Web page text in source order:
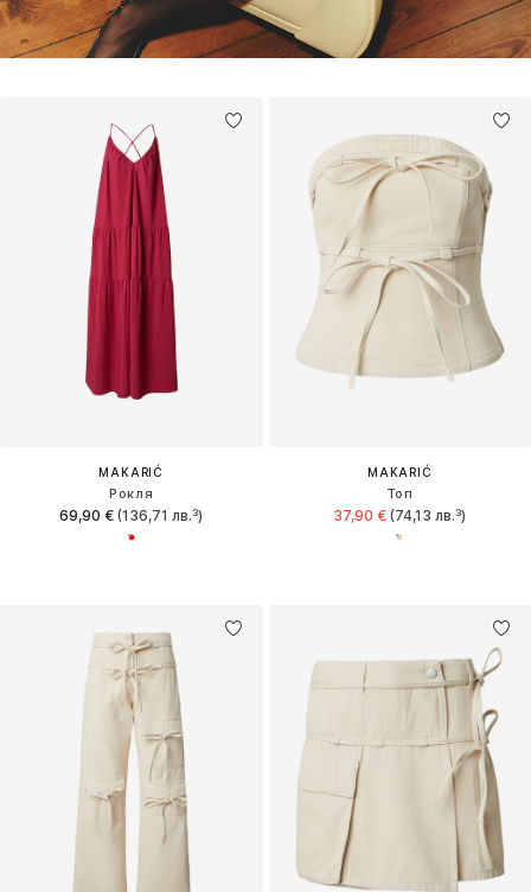
MAKARIĆ
Рокля
69,90 € (136,71 лв.³)
MAKARIĆ
Топ
37,90 € (74,13 лв.³)